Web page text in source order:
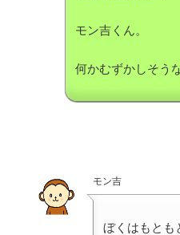
モン吉くん。
何かむずかしそう
モン吉
ぼくはもとも